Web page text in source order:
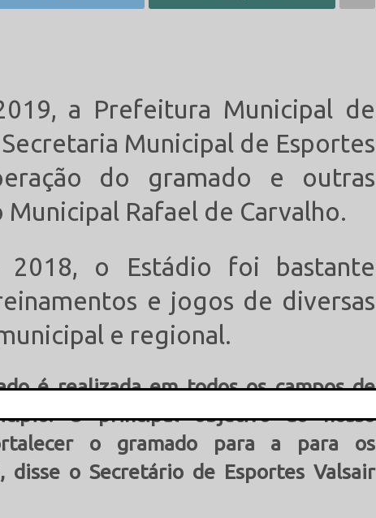
a Prefeitura Municipal de
Municipal de Esportes
do gramado e outras
Rafael de Carvalho.
o Estádio foi bastante
e jogos de diversas
e regional.
é realizada em todos os campos de
O principal objetivo do nosso
o gramado para a para os
disse o Secretário de Esportes Valsair
This popup will close in: 14